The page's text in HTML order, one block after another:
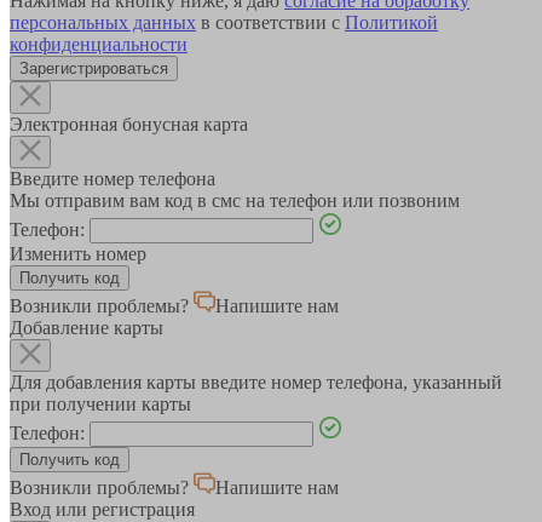
персональных данных в соответствии с Политикой
конфиденциальности
Зарегистрироваться
Электронная бонусная карта
Введите номер телефона
Мы отправим вам код в смс на телефон или позвоним
Телефон:
Изменить номер
Возникли проблемы?
Напишите нам
Добавление карты
Для добавления карты введите номер телефона, указанный
при получении карты
Телефон:
Возникли проблемы?
Напишите нам
Вход или регистрация